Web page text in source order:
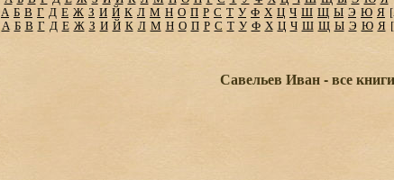
А Б В Г Д Е Ж З И Й К Л М Н О П Р С Т У Ф Х Ц Ч Ш Щ Ы Э Ю Я
А Б В Г Д Е Ж З И Й К Л М Н О П Р С Т У Ф Х Ц Ч Ш Щ Ы Э Ю Я
Савельев Иван - все